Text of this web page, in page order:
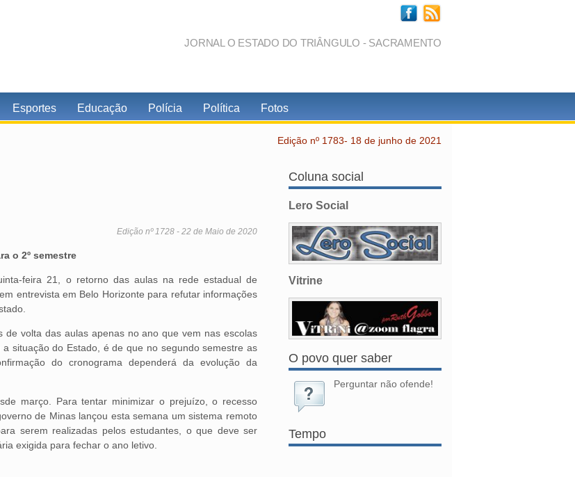
JORNAL O ESTADO DO TRIÂNGULO - SACRAMENTO
Esportes Educação Polícia Política Fotos
Edição nº 1783- 18 de junho de 2021
Edição nº 1728 - 22 de Maio de 2020
o 2º semestre
feira 21, o retorno das aulas na rede estadual de
entrevista em Belo Horizonte para refutar informações
volta das aulas apenas no ano que vem nas escolas
situação do Estado, é de que no segundo semestre as
do cronograma dependerá da evolução da
março. Para tentar minimizar o prejuízo, o recesso
de Minas lançou esta semana um sistema remoto
serem realizadas pelos estudantes, o que deve ser
exigida para fechar o ano letivo.
Coluna social
Lero Social
Vitrine
O povo quer saber
Perguntar não ofende!
Tempo